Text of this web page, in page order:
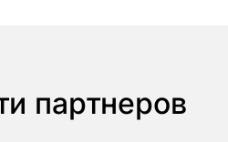
партнеров